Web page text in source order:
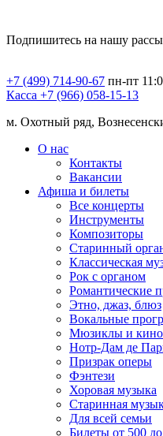
Подпишитесь на нашу
+7 (499) 714-90-67 пн-пт
Касса +7 (966) 058-15-13
м. Охотный ряд,
О нас
Контакты
Вакансии
Афиша и билеты
Все концерты
Инструменты
Композиторы
Старинный
Классическая
Рок с органом
Романтические
Этно, джаз, блюз
Вокальные
Мюзиклы и
Нотр-Дам де
Призрак оперы
Фэнтези
Хоровая музыка
Старинная
Для всей семьи
Билеты от 500